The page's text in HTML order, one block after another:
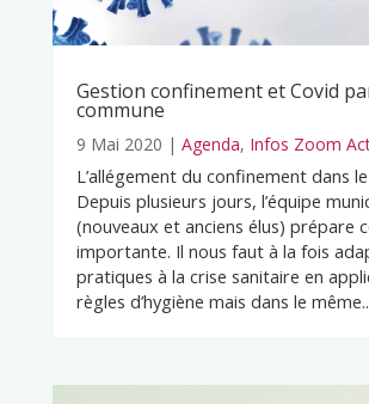
Gestion confinement et Covid
commune
9 Mai 2020 | Agenda, Infos Zoom
L’allégement du confinement dans
Depuis plusieurs jours, l’équipe
(nouveaux et anciens élus) prépare
importante. Il nous faut à la fois
pratiques à la crise sanitaire en
règles d’hygiène mais dans le